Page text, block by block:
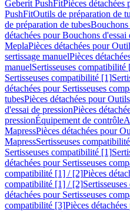
Geberit PushFitPièces
PushFitOutils de préparation de
de préparation de tubesBouchons
détachées pour Bouchons d'essai
MeplaPièces détachées pour
sertissage manuelPièces
manuelSertisseuses compatibilité
Sertisseuses compatibilité [1]
détachées pour Sertisseuses
tubesPièces détachées pour
d'essai de pressionPièces
pressionÉquipement de contrôle
MapressPièces détachées pour
MapressSertisseuses
Sertisseuses compatibilité [1]
détachées pour Sertisseuses
compatibilité [1] / [2]Pièces
compatibilité [1] / [2]
détachées pour Sertisseuses
compatibilité [3]Pièces